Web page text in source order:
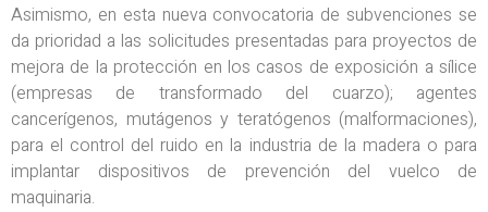
Asimismo, en esta nueva convocatoria de subvenciones se
da prioridad a las solicitudes presentadas para proyectos de
mejora de la protección en los casos de exposición a sílice
(empresas de transformado del cuarzo); agentes
cancerígenos, mutágenos y teratógenos (malformaciones),
para el control del ruido en la industria de la madera o para
implantar dispositivos de prevención del vuelco de
maquinaria.